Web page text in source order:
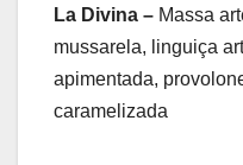
La Divina – Massa
mussarela, linguiça
apimentada,
caramelizada